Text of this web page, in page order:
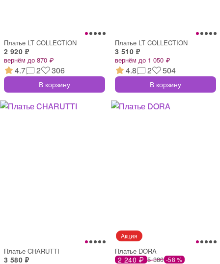
Платье LT COLLECTION
2 920 ₽
вернём до 870 ₽
4.7 2 306
В корзину
Платье LT COLLECTION
3 510 ₽
вернём до 1 050 ₽
4.8 2 504
В корзину
Платье CHARUTTI
3 580 ₽
Платье DORA
2 240 ₽ 5 380 -58 %